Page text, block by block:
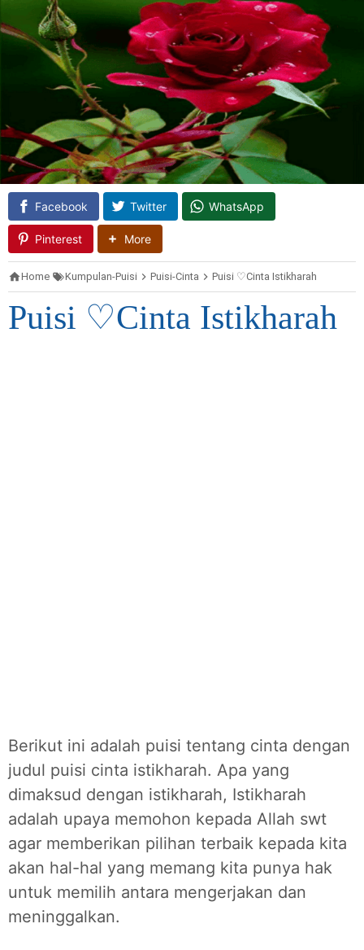
Facebook Twitter WhatsApp
Pinterest More
Home Kumpulan-Puisi Puisi-Cinta Puisi ♡Cinta Istikharah
Puisi ♡Cinta Istikharah
Berikut ini adalah puisi tentang cinta dengan
judul puisi cinta istikharah. Apa yang
dimaksud dengan istikharah, Istikharah
adalah upaya memohon kepada Allah swt
agar memberikan pilihan terbaik kepada kita
akan hal-hal yang memang kita punya hak
untuk memilih antara mengerjakan dan
meninggalkan.